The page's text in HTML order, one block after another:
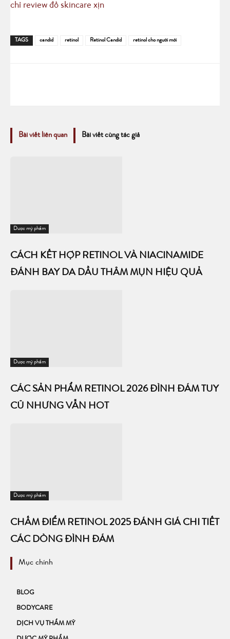
chỉ review đồ skincare xịn
TAGS candid retinol Retinol Candid retinol cho người mới
Bài viết liên quan Bài viết cùng tác giả
Dược mỹ phẩm
CÁCH KẾT HỢP RETINOL VÀ NIACINAMIDE
ĐÁNH BAY DA DẦU THÂM MỤN HIỆU QUẢ
Dược mỹ phẩm
CÁC SẢN PHẨM RETINOL 2026 ĐÌNH ĐÁM TUY
CŨ NHƯNG VẪN HOT
Dược mỹ phẩm
CHẤM ĐIỂM RETINOL 2025 ĐÁNH GIÁ CHI TIẾT
CÁC DÒNG ĐÌNH ĐÁM
Mục chính
BLOG
BODYCARE
DỊCH VỤ THẨM MỸ